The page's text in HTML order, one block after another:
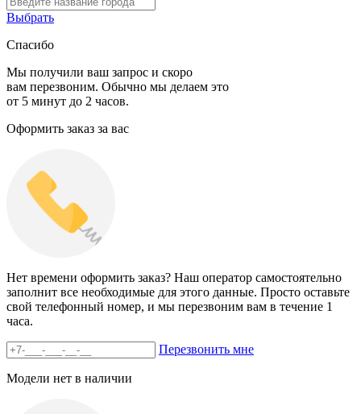
Выбрать
Спасибо
Мы получили ваш запрос и скоро
вам перезвоним. Обычно мы делаем это
от 5 минут до 2 часов.
Оформить заказ за вас
Нет времени оформить заказ? Наш оператор самостоятельно
заполнит все необходимые для этого данные. Просто оставьте
свой телефонный номер, и мы перезвоним вам в течение 1
часа.
Перезвонить мне
Модели нет в наличии